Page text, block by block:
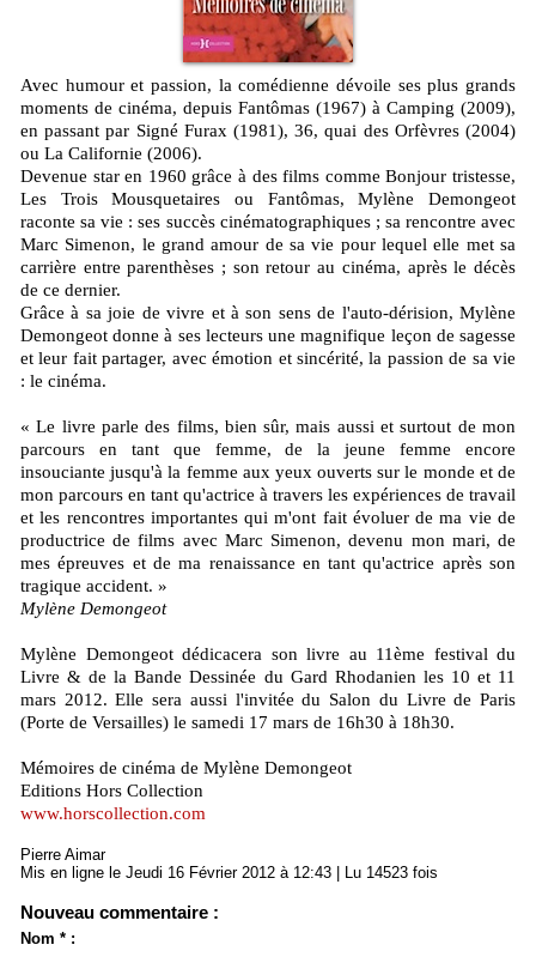
Avec humour et passion, la comédienne dévoile ses plus grands
moments de cinéma, depuis Fantômas (1967) à Camping (2009),
en passant par Signé Furax (1981), 36, quai des Orfèvres (2004)
ou La Californie (2006).
Devenue star en 1960 grâce à des films comme Bonjour tristesse,
Les Trois Mousquetaires ou Fantômas, Mylène Demongeot
raconte sa vie : ses succès cinématographiques ; sa rencontre avec
Marc Simenon, le grand amour de sa vie pour lequel elle met sa
carrière entre parenthèses ; son retour au cinéma, après le décès
de ce dernier.
Grâce à sa joie de vivre et à son sens de l'auto-dérision, Mylène
Demongeot donne à ses lecteurs une magnifique leçon de sagesse
et leur fait partager, avec émotion et sincérité, la passion de sa vie
: le cinéma.
« Le livre parle des films, bien sûr, mais aussi et surtout de mon
parcours en tant que femme, de la jeune femme encore
insouciante jusqu'à la femme aux yeux ouverts sur le monde et de
mon parcours en tant qu'actrice à travers les expériences de travail
et les rencontres importantes qui m'ont fait évoluer de ma vie de
productrice de films avec Marc Simenon, devenu mon mari, de
mes épreuves et de ma renaissance en tant qu'actrice après son
tragique accident. »
Mylène Demongeot
Mylène Demongeot dédicacera son livre au 11ème festival du
Livre & de la Bande Dessinée du Gard Rhodanien les 10 et 11
mars 2012. Elle sera aussi l'invitée du Salon du Livre de Paris
(Porte de Versailles) le samedi 17 mars de 16h30 à 18h30.
Mémoires de cinéma de Mylène Demongeot
Editions Hors Collection
www.horscollection.com
Pierre Aimar
Mis en ligne le Jeudi 16 Février 2012 à 12:43 | Lu 14523 fois
Nouveau commentaire :
Nom * :